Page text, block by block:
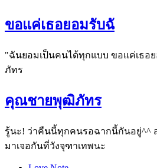
ขอแค่เธอยอมรับฉั
"ฉันยอมเป็นคนได้ทุกแบบ ขอแค่เธ
ภัทร
คุณชายพุฒิภัทร
รู้นะ! ว่าคืนนี้ทุกคนรอฉากนี้กันอยู่^^
มาเจอกันที่วังจุฑาเทพนะ